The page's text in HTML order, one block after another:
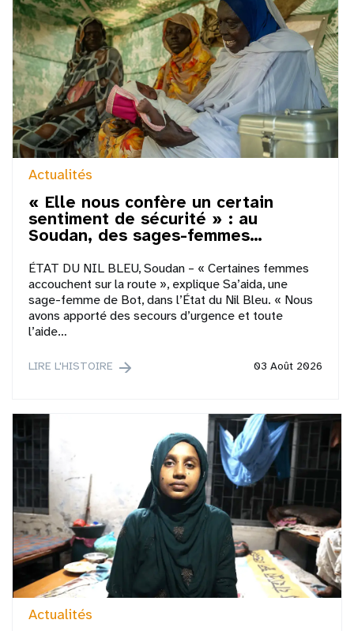
Actualités
« Elle nous confère un certain
sentiment de sécurité » : au
Soudan, des sages-femmes…
ÉTAT DU NIL BLEU, Soudan – « Certaines femmes
accouchent sur la route », explique Sa’aida, une
sage-femme de Bot, dans l’État du Nil Bleu. « Nous
avons apporté des secours d’urgence et toute
l’aide…
03 Août 2026
LIRE L'HISTOIRE
Actualités